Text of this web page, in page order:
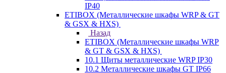
IP40
ETIBOX (Металлические шкафы WRP & GT
& GSX & HXS)
Назад
ETIBOX (Металлические шкафы WRP
& GT & GSX & HXS)
10.1 Щиты металлические WRP IP30
10.2 Металлические шкафы GT IP66